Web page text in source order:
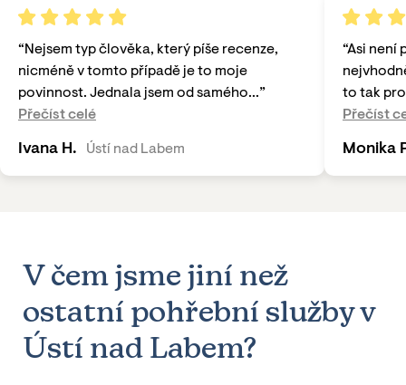
“Nejsem typ člověka, který píše recenze,
nicméně v tomto případě je to moje
povinnost. Jednala jsem od samého...”
Přečíst celé
Ivana H. Ústí nad Labem
“Asi není
to tak
Přečíst
Monika
V čem jsme jiní než
ostatní pohřební služby v
Ústí nad Labem?